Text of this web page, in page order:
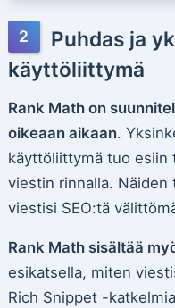
Puhdas ja
käyttöliittymä
Rank Math on
oikeaan aikaan.
käyttöliittymä tuo esiin
viestin rinnalla. Näiden
viestisi SEO:tä
Rank Math sisältää
esikatsella, miten
Rich Snippet -